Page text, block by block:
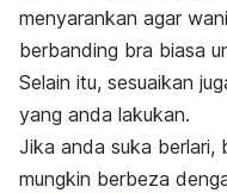
menyarankan agar
berbanding bra biasa
Selain itu, sesuaikan
yang anda lakukan.
Jika anda suka berlari,
mungkin berbeza